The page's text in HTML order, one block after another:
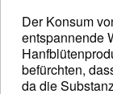
Der Konsum
entspannende
befürchten,
da die